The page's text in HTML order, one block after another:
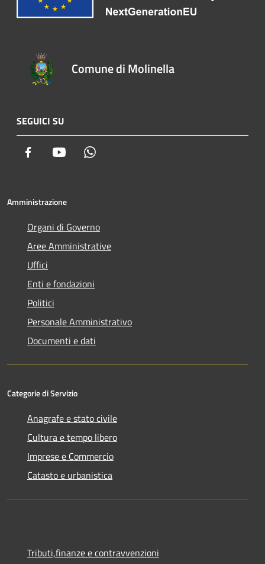
Comune di Molinella
SEGUICI SU
Facebook Youtube
Amministrazione
Organi di Governo
Aree Amministrative
Uffici
Enti e fondazioni
Politici
Personale Amministrativo
Documenti e dati
Categorie di Servizio
Anagrafe e stato civile
Cultura e tempo libero
Imprese e Commercio
Catasto e urbanistica
Tributi,finanze e contravvenzioni